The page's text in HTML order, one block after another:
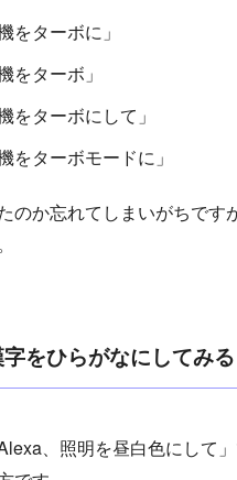
をターボに」
をターボ」
をターボにして」
をターボモードに」
のか忘れてしまいがちで
字をひらがなにしてみる
、照明を昼白色にして